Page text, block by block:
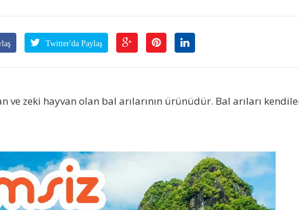
Twitter'da Paylaş
ve zeki hayvan olan bal arılarının ürünüdür. Bal arıları